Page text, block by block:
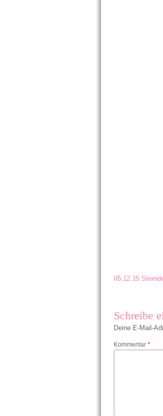
05.12.15
Schreibe
Deine E-Mail-
Kommentar *